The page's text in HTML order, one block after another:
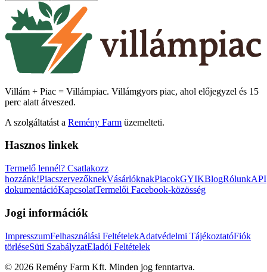
Villám + Piac = Villámpiac. Villámgyors piac, ahol előjegyzel és 15
perc alatt átveszed.
A szolgáltatást a Remény Farm üzemelteti.
Hasznos linkek
Termelő lennél? Csatlakozz
hozzánk!PiacszervezőknekVásárlóknakPiacokGYIKBlogRólunkAPI
dokumentációKapcsolatTermelői Facebook-közösség
Jogi információk
ImpresszumFelhasználási FeltételekAdatvédelmi TájékoztatóFiók
törléseSüti SzabályzatEladói Feltételek
© 2026 Remény Farm Kft. Minden jog fenntartva.